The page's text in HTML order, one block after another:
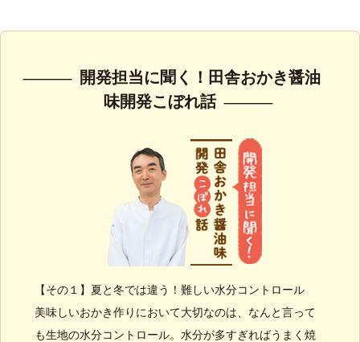
開発担当に聞く！田舎おかき醤油
味開発こぼれ話
【その１】夏と冬では違う！難しい水分コントロール
美味しいおかき作りにおいて大切なのは、なんと言って
も生地の水分コントロール。水分が多すぎればうまく焼